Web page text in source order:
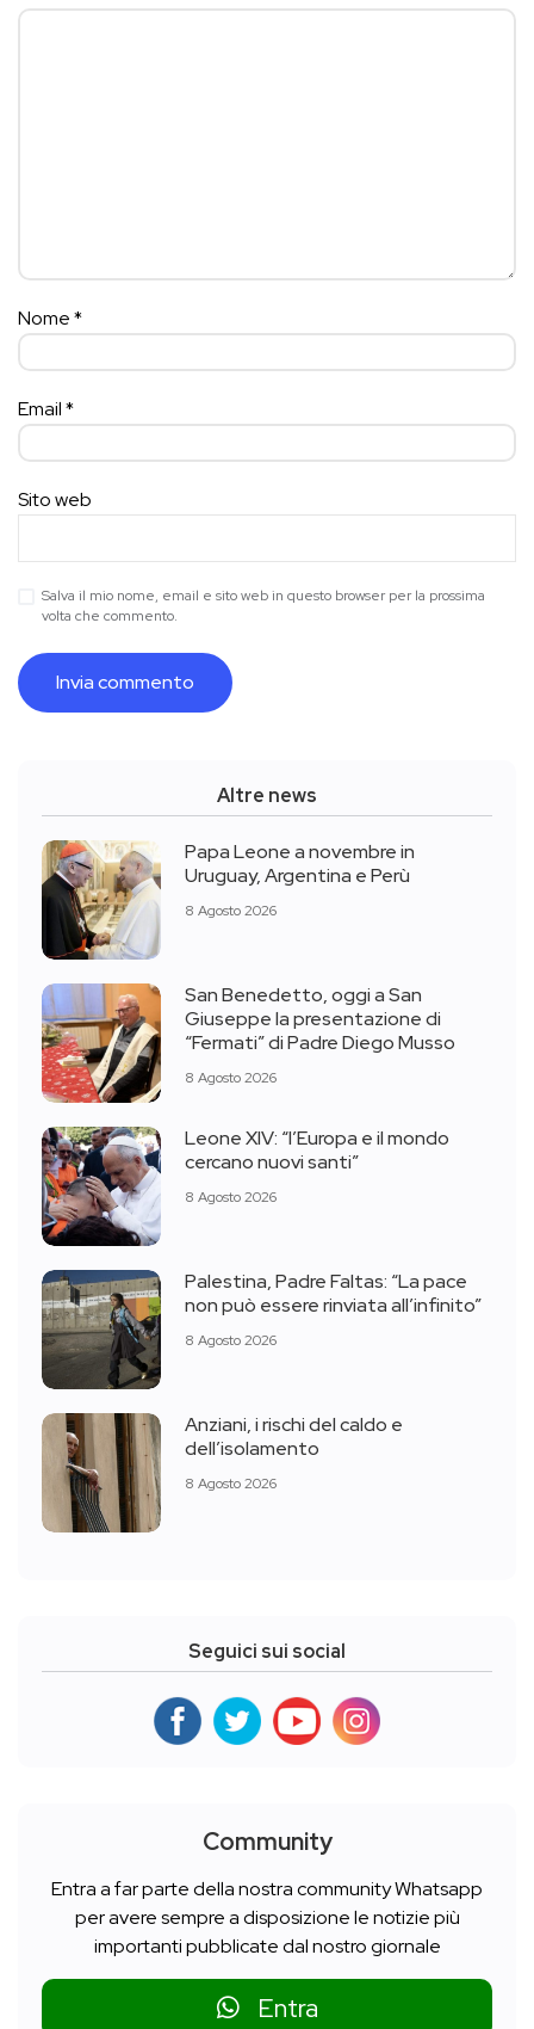
Nome*
Email*
Sito web
Salva il mio nome, email e sito web in questo browser per la prossima
volta che commento.
Altre news
Papa Leone a novembre in
Uruguay, Argentina e Perù
8 Agosto 2026
San Benedetto, oggi a San
Giuseppe la presentazione di
“Fermati” di Padre Diego Musso
8 Agosto 2026
Leone XIV: “l’Europa e il mondo
cercano nuovi santi”
8 Agosto 2026
Palestina, Padre Faltas: “La pace
non può essere rinviata all’infinito”
8 Agosto 2026
Anziani, i rischi del caldo e
dell’isolamento
8 Agosto 2026
Seguici sui social
Community
Entra a far parte della nostra community Whatsapp
per avere sempre a disposizione le notizie più
importanti pubblicate dal nostro giornale
Entra